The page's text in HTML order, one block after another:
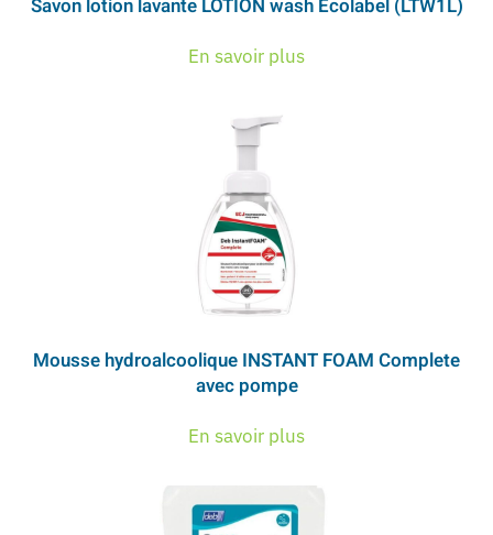
Savon lotion lavante LOTION wash Ecolabel (LTW1L)
En savoir plus
Mousse hydroalcoolique INSTANT FOAM Complete
avec pompe
En savoir plus